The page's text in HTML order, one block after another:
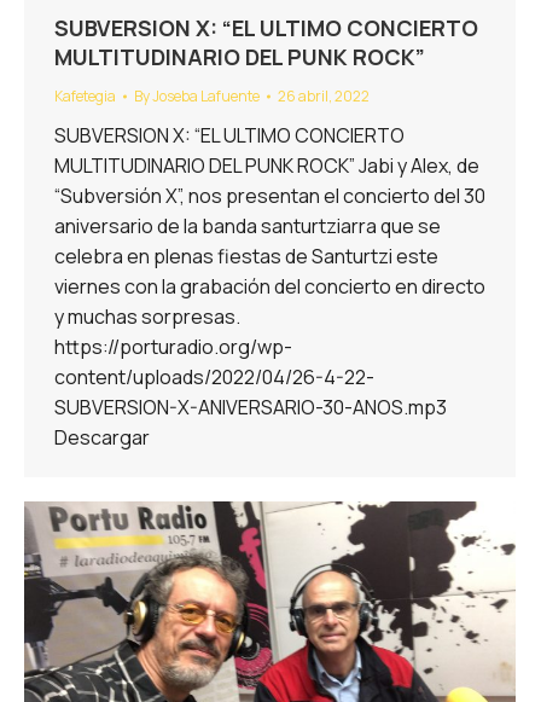
SUBVERSION X: “EL ULTIMO CONCIERTO
MULTITUDINARIO DEL PUNK ROCK”
Kafetegia ByJoseba Lafuente 26 abril, 2022
SUBVERSION X: “EL ULTIMO CONCIERTO
MULTITUDINARIO DEL PUNK ROCK” Jabi y Alex, de
“Subversión X”, nos presentan el concierto del 30
aniversario de la banda santurtziarra que se
celebra en plenas fiestas de Santurtzi este
viernes con la grabación del concierto en directo
y muchas sorpresas.
https://porturadio.org/wp-
content/uploads/2022/04/26-4-22-
SUBVERSION-X-ANIVERSARIO-30-ANOS.mp3
Descargar